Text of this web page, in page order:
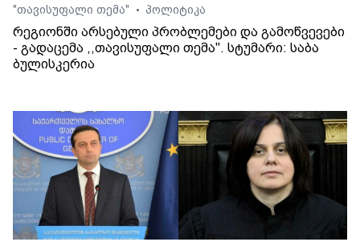
"თავისუფალი თემა"
• პოლიტიკა
რეგიონში არსებული პრობლემები და გამოწვევები
- გადაცემა ,,თავისუფალი თემა". სტუმარი: საბა
ბულისკერია